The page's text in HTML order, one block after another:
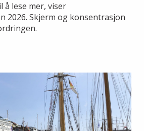
å lese mer, viser
2026. Skjerm og konsentrasjon